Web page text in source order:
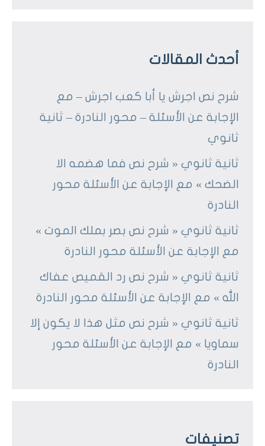
أحدث المقالات
شرح نص اجرش يا أبا كعب اجرش – مع
الإجابة عن الأسئلة – محور النادرة – ثانية
ثانوي
ثانية ثانوي « شرح نص فما هضمه الا
الضحك » مع الإجابة عن الأسئلة محور
النادرة
ثانية ثانوي « شرح نص بصر بملك الموت »
مع الإجابة عن الأسئلة محور النادرة
ثانية ثانوي « شرح نص رد القميص عفاك
الله » مع الإجابة عن الأسئلة محور النادرة
ثانية ثانوي « شرح نص مثل هذا لا يكون إلا
سماويا » مع الإجابة عن الأسئلة محور
النادرة
تصنيفات